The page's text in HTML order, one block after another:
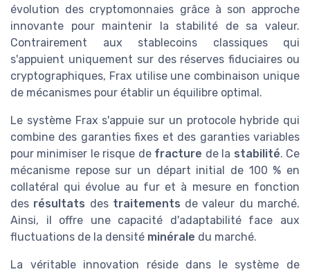
évolution des cryptomonnaies grâce à son approche
innovante pour maintenir la stabilité de sa valeur.
Contrairement aux stablecoins classiques qui
s'appuient uniquement sur des réserves fiduciaires ou
cryptographiques, Frax utilise une combinaison unique
de mécanismes pour établir un équilibre optimal.
Le système Frax s'appuie sur un protocole hybride qui
combine des garanties fixes et des garanties variables
pour minimiser le risque de fracture de la stabilité. Ce
mécanisme repose sur un départ initial de 100 % en
collatéral qui évolue au fur et à mesure en fonction
des résultats des traitements de valeur du marché.
Ainsi, il offre une capacité d'adaptabilité face aux
fluctuations de la densité minérale du marché.
La véritable innovation réside dans le système de